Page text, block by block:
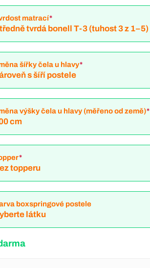
matrací*
tvrdá bonell T-3 (tuhost 3 z 1–5)
šířky čela u hlavy*
s šíří postele
výšky čela u hlavy (měřeno od země)*
cm
*
topperu
boxspringové postele
látku